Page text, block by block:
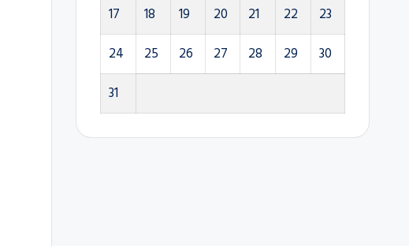
17
18 19 20 21 22
23
24
25 26 27 28 29
30
31